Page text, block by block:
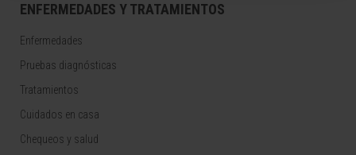
ENFERMEDADES Y TRATAMIENTOS
Enfermedades
Pruebas diagnósticas
Tratamientos
Cuidados en casa
Chequeos y salud